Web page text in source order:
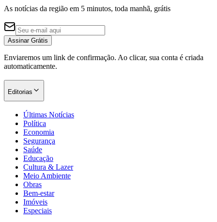
Corinthians
As notícias da região em 5 minutos, toda manhã, grátis
Assinar Grátis
Enviaremos um link de confirmação. Ao clicar, sua conta é criada
automaticamente.
Editorias
Últimas Notícias
Política
Economia
Segurança
Saúde
Educação
Cultura & Lazer
Meio Ambiente
Obras
Bem-estar
Imóveis
Especiais